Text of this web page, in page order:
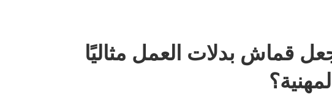
قماش بدلات العمل مثاليًا